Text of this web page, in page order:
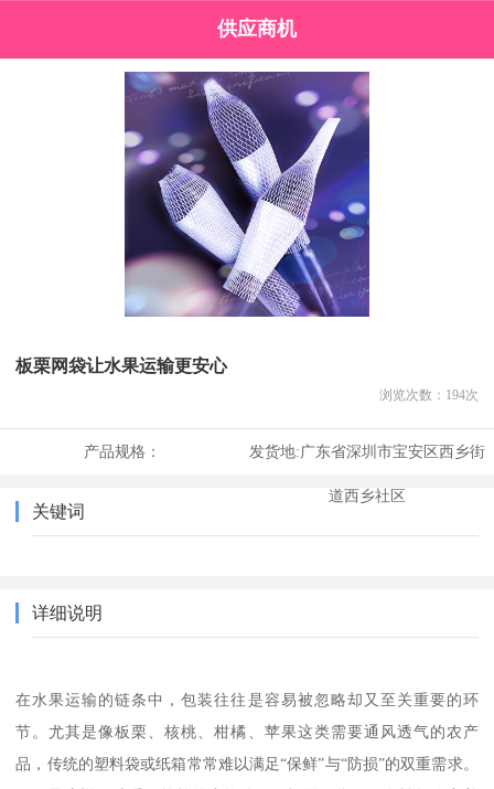
供应商机
板栗网袋让水果运输更安心
浏览次数： 194次
产品规格： 发货地:广东省深圳市宝安区西乡街
道西乡社区
关键词
详细说明
在水果运输的链条中，包装往往是容易被忽略却又至关重要的环
节。尤其是像板栗、核桃、柑橘、苹果这类需要通风透气的农产
品，传统的塑料袋或纸箱常常难以满足“保鲜”与“防损”的双重需求。